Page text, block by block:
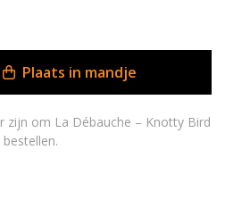
Plaats in mandje